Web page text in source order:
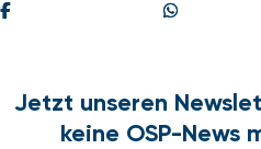
Teilen
Jetzt unseren
keine OSP-News